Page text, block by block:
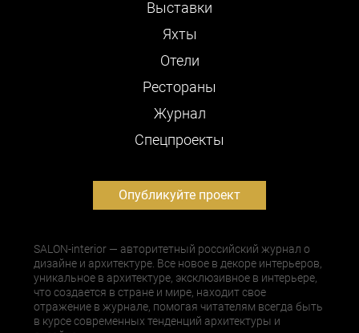
Выставки
Яхты
Отели
Рестораны
Журнал
Cпецпроекты
Опубликуйте проект
SALON-interior — авторитетный российский журнал о
дизайне и архитектуре. Все новое в декоре интерьеров,
уникальное в архитектуре, эксклюзивное в интерьере,
что создается в стране и мире, находит свое
отражение в журнале, помогая читателям всегда быть
в курсе современных тенденций архитектуры и